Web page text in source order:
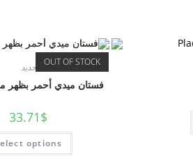
OUT OF STOCK جديد
فستان ميدي أحمر بظهر
33.71$
options